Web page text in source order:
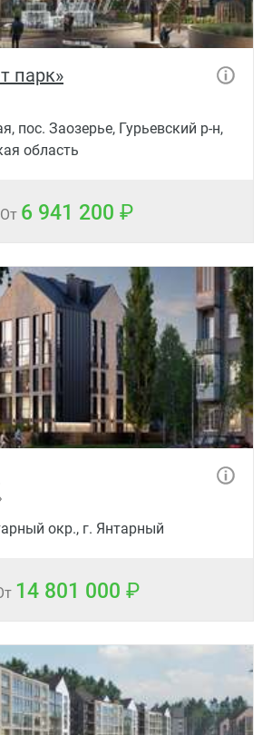
парк»
пос. Заозерье, Гурьевский р-н,
область
От 6 941 200
окр., г. Янтарный
14 801 000